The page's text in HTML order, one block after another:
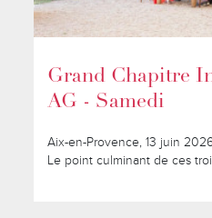
Grand Chapitre
AG - Samedi
Aix-en-Provence, 13 juin
Le point culminant de ces